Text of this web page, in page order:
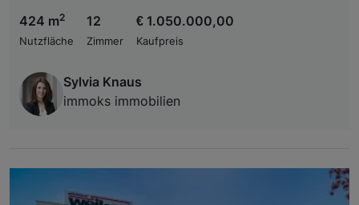
424 m2
Nutzfläche
12
Zimmer
€ 1.050.000,00
Kaufpreis
Sylvia Knaus
immoks immobilien